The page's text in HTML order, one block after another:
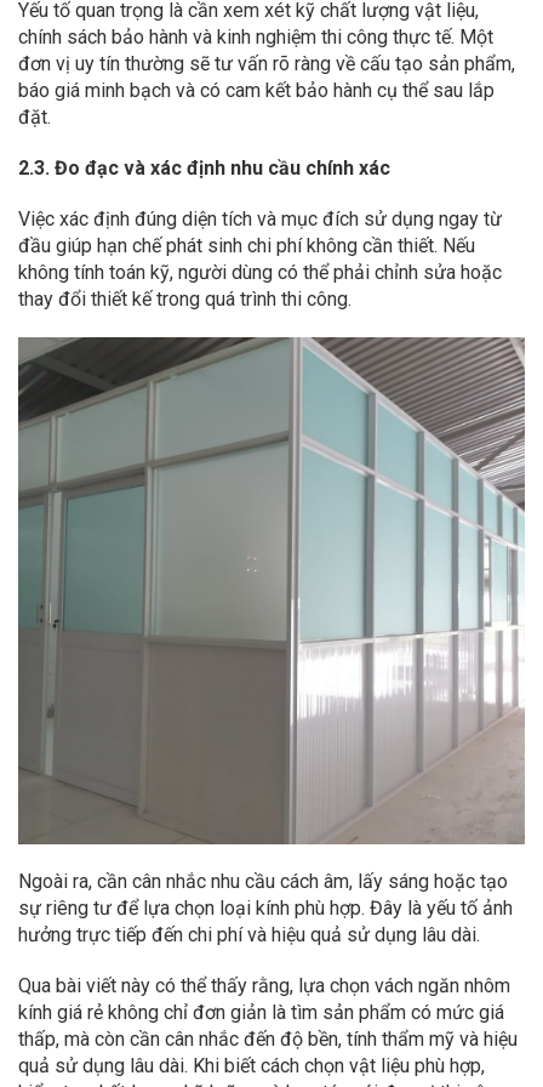
Yếu tố quan trọng là cần xem xét kỹ chất lượng vật liệu,
chính sách bảo hành và kinh nghiệm thi công thực tế. Một
đơn vị uy tín thường sẽ tư vấn rõ ràng về cấu tạo sản phẩm,
báo giá minh bạch và có cam kết bảo hành cụ thể sau lắp
đặt.
2.3. Đo đạc và xác định nhu cầu chính xác
Việc xác định đúng diện tích và mục đích sử dụng ngay từ
đầu giúp hạn chế phát sinh chi phí không cần thiết. Nếu
không tính toán kỹ, người dùng có thể phải chỉnh sửa hoặc
thay đổi thiết kế trong quá trình thi công.
Ngoài ra, cần cân nhắc nhu cầu cách âm, lấy sáng hoặc tạo
sự riêng tư để lựa chọn loại kính phù hợp. Đây là yếu tố ảnh
hưởng trực tiếp đến chi phí và hiệu quả sử dụng lâu dài.
Qua bài viết này có thể thấy rằng, lựa chọn vách ngăn nhôm
kính giá rẻ không chỉ đơn giản là tìm sản phẩm có mức giá
thấp, mà còn cần cân nhắc đến độ bền, tính thẩm mỹ và hiệu
quả sử dụng lâu dài. Khi biết cách chọn vật liệu phù hợp,